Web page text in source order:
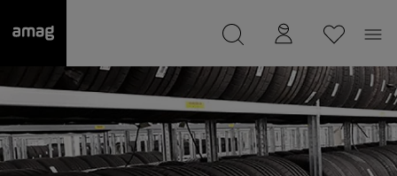
Il suo garage è stato salvato